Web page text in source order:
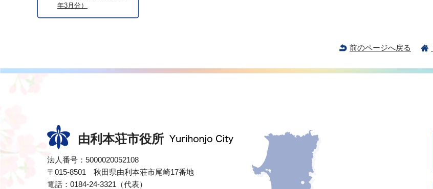
年3月分）
前のページへ戻る
由利本荘市役所
法人番号：5000020052108
〒015-8501 秋田県由利本荘市尾崎17番地
電話：0184-24-3321（代表）